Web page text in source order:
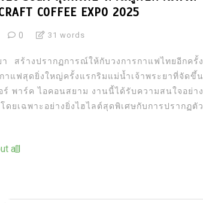
COFFEE EXPO 2025
0 31 words
สร้างปรากฏการณ์ให้กับวงการกาแฟไทยอีกครั้ง
กาแฟสุดยิ่งใหญ่ครั้งแรกริมแม่น้ำเจ้าพระยาที่จัดขึ้น
พาร์ค ไอคอนสยาม งานนี้ได้รับความสนใจอย่าง
เฉพาะอย่างยิ่งไฮไลต์สุดพิเศษกับการปรากฏตัว
all